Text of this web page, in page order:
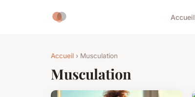
Accueil
Accueil › Musculation
Musculation